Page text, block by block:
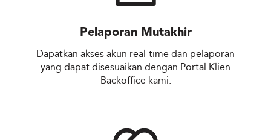
Pelaporan Mutakhir
Dapatkan akses akun real-time dan pelaporan
yang dapat disesuaikan dengan Portal Klien
Backoffice kami.